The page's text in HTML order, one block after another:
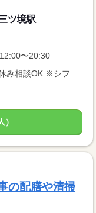
ツ境駅
〜20:30
の配膳や清掃